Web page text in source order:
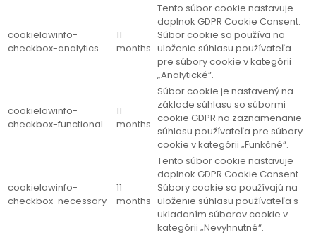
cookielawinfo-
checkbox-analytics
11
months
Tento súbor cookie nastavuje
doplnok GDPR Cookie Consent.
Súbor cookie sa používa na
uloženie súhlasu používateľa
pre súbory cookie v kategórii
„Analytické“.
cookielawinfo-
checkbox-functional
11
months
Súbor cookie je nastavený na
základe súhlasu so súbormi
cookie GDPR na zaznamenanie
súhlasu používateľa pre súbory
cookie v kategórii „Funkčné“.
cookielawinfo-
checkbox-necessary
11
months
Tento súbor cookie nastavuje
doplnok GDPR Cookie Consent.
Súbory cookie sa používajú na
uloženie súhlasu používateľa s
ukladaním súborov cookie v
kategórii „Nevyhnutné“.